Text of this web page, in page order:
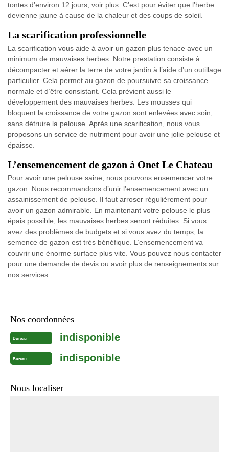
tontes d’environ 12 jours, voir plus. C’est pour éviter que l’herbe
devienne jaune à cause de la chaleur et des coups de soleil.
La scarification professionnelle
La scarification vous aide à avoir un gazon plus tenace avec un
minimum de mauvaises herbes. Notre prestation consiste à
décompacter et aérer la terre de votre jardin à l’aide d’un outillage
particulier. Cela permet au gazon de poursuivre sa croissance
normale et d’être consistant. Cela prévient aussi le
développement des mauvaises herbes. Les mousses qui
bloquent la croissance de votre gazon sont enlevées avec soin,
sans détruire la pelouse. Après une scarification, nous vous
proposons un service de nutriment pour avoir une jolie pelouse et
épaisse.
L’ensemencement de gazon à Onet Le Chateau
Pour avoir une pelouse saine, nous pouvons ensemencer votre
gazon. Nous recommandons d’unir l’ensemencement avec un
assainissement de pelouse. Il faut arroser régulièrement pour
avoir un gazon admirable. En maintenant votre pelouse le plus
épais possible, les mauvaises herbes seront réduites. Si vous
avez des problèmes de budgets et si vous avez du temps, la
semence de gazon est très bénéfique. L’ensemencement va
couvrir une énorme surface plus vite. Vous pouvez nous contacter
pour une demande de devis ou avoir plus de renseignements sur
nos services.
Nos coordonnées
Bureau indisponible
Bureau indisponible
Nous localiser